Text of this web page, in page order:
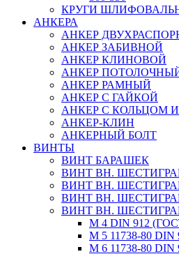
КРУГИ
АНКЕРА
АНКЕР
АНКЕР ЗАБИВНОЙ
АНКЕР КЛИНОВОЙ
АНКЕР
АНКЕР РАМНЫЙ
АНКЕР С ГАЙКОЙ
АНКЕР С КОЛЬЦОМ
АНКЕР-КЛИН
АНКЕРНЫЙ БОЛТ
ВИНТЫ
ВИНТ БАРАШЕК
ВИНТ ВН.
ВИНТ ВН.
ВИНТ ВН.
ВИНТ ВН.
М 4 DIN 912
М 5 11738-80 DIN
М 6 11738-80 DIN